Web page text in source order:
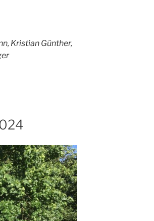
Kristian Günther,